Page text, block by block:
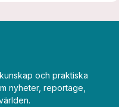
och praktiska
nyheter, reportage,